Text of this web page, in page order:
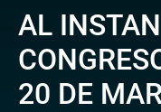
AL
20 DE